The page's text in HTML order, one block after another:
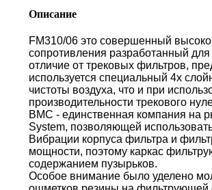
Описание
FM310/06 это совершенный
сопротивления разработанный
отличие от трековых фильтров,
используется специальный 4х
чистоты воздуха, что и при
производительности трекового
BMC - единственная компания на
System, позволяющей
Вибрации корпуса фильтра и
мощности, поэтому каркас
содержанием пузырьков.
Особое внимание было уделено